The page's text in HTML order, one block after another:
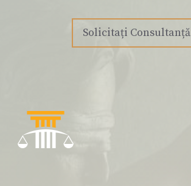
Solicitați Consultanță